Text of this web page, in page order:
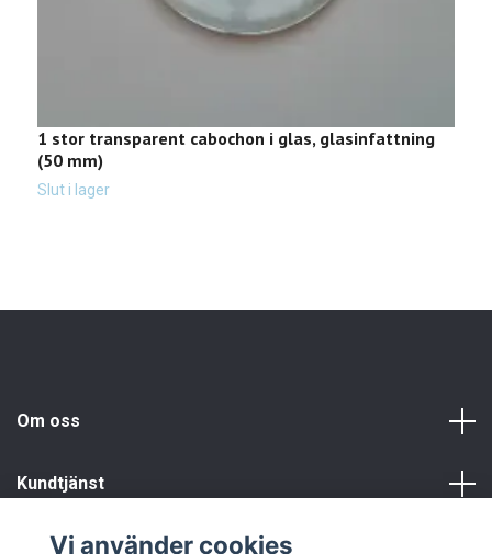
1 stor transparent cabochon i glas, glasinfattning
(50 mm)
Slut i lager
Om oss
Kundtjänst
Vi använder cookies